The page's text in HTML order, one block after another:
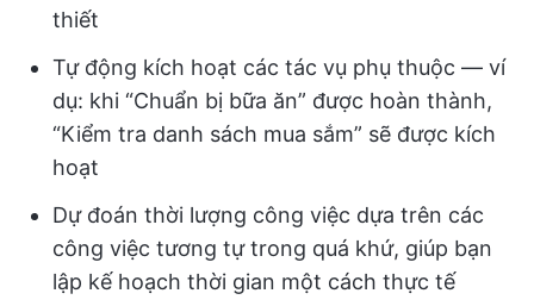
thiết
Tự động kích hoạt các tác vụ phụ thuộc — ví
dụ: khi “Chuẩn bị bữa ăn” được hoàn thành,
“Kiểm tra danh sách mua sắm” sẽ được kích
hoạt
Dự đoán thời lượng công việc dựa trên các
công việc tương tự trong quá khứ, giúp bạn
lập kế hoạch thời gian một cách thực tế